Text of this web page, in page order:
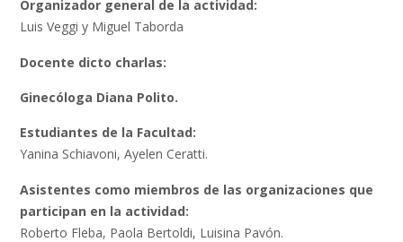
Organizador general de la actividad:
Luis Veggi y Miguel Taborda
Docente dicto charlas:
Ginecóloga Diana Polito.
Estudiantes de la Facultad:
Yanina Schiavoni, Ayelen Ceratti.
Asistentes como miembros de las organizaciones que
participan en la actividad:
Roberto Fleba, Paola Bertoldi, Luisina Pavón.